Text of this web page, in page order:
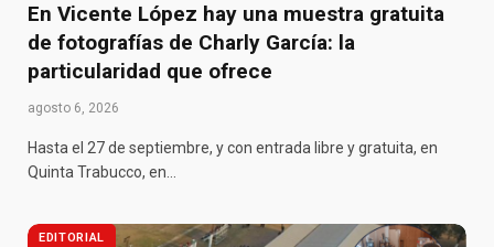
En Vicente López hay una muestra gratuita
de fotografías de Charly García: la
particularidad que ofrece
agosto 6, 2026
Hasta el 27 de septiembre, y con entrada libre y gratuita, en
Quinta Trabucco, en…
EDITORIAL